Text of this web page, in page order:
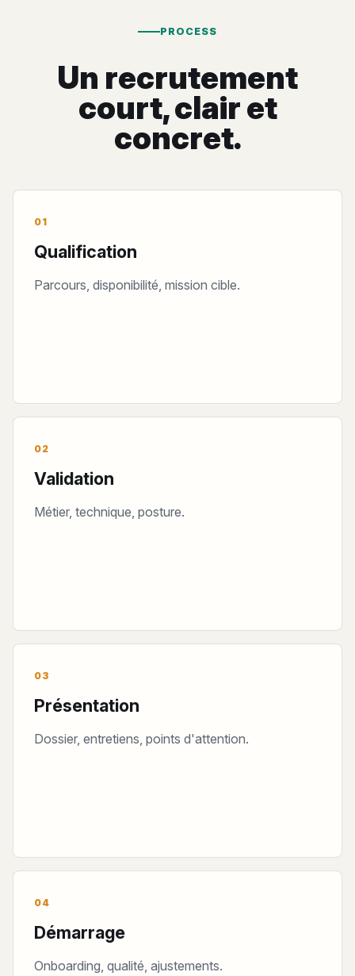
PROCESS
Un recrutement
court, clair et
concret.
01
Qualification
Parcours, disponibilité, mission cible.
02
Validation
Métier, technique, posture.
03
Présentation
Dossier, entretiens, points d'attention.
04
Démarrage
Onboarding, qualité, ajustements.